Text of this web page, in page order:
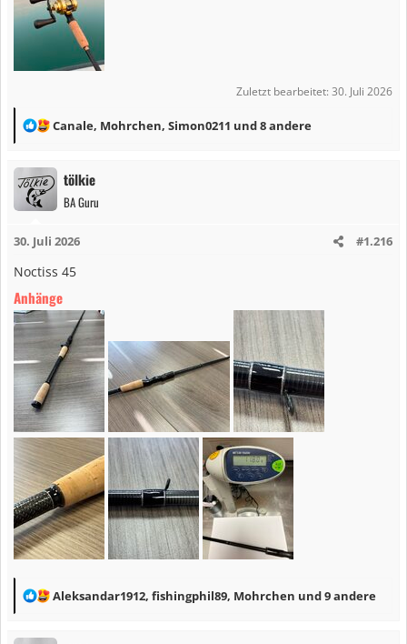
Zuletzt bearbeitet: 30. Juli 2026
R
a
k
o
n
:
Canale, Mohrchen, Simon0211 und 8 andere
tölkie
BA Guru
30. Juli 2026 #1.216
Noctiss 45
Anhänge
R
a
Aleksandar1912, fishingphil89, Mohrchen und 9 andere